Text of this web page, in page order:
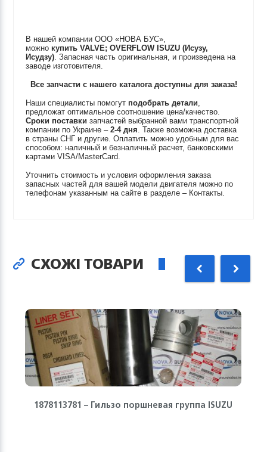
В нашей компании ООО «НОВА БУС»,
можно купитьVALVE; OVERFLOWISUZU (Исузу,
Исудзу). Запасная часть оригинальная, и произведена на
заводе изготовителя.
Все запчасти с нашего каталога доступны для заказа!
Наши специалисты помогут подобрать детали,
предложат оптимальное соотношение цена/качество.
Сроки поставки запчастей выбранной вами транспортной
компании по Украине –2-4 дня. Также возможна доставка
в страны СНГ и другие. Оплатить можно удобным для вас
способом: наличный и безналичный расчет, банковскими
картами VISA/MasterCard.
Уточнить стоимость и условия оформления заказа
запасных частей для вашей модели двигателя можно по
телефонам указанным на сайте в разделе – Контакты.
СХОЖІ ТОВАРИ
1878113781 – Гильзо поршневая группа ISUZU